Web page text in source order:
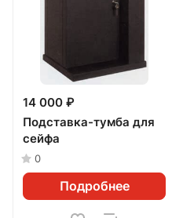
14 000 ₽
Подставка-тумба для
сейфа
0
Подробнее